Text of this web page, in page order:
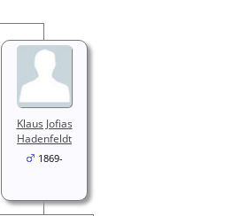
Klaus Jofias
Hadenfeldt
1869-